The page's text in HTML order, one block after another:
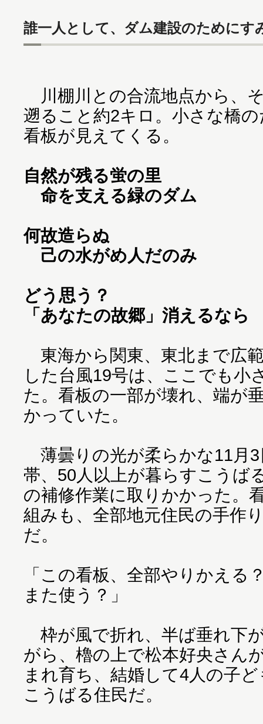
誰一人として、ダム建設のためにす
川棚川との合流地点から、
遡ること約2キロ。小さな橋
看板が見えてくる。
自然が残る蛍の里
命を支える緑のダム
何故造らぬ
己の水がめ人だのみ
どう思う？
「あなたの故郷」消えるなら
東海から関東、東北まで広
した台風19号は、ここでも小
た。看板の一部が壊れ、端が
かっていた。
薄曇りの光が柔らかな11月3
帯、50人以上が暮らすこうば
の補修作業に取りかかった。
組みも、全部地元住民の手作
だ。
「この看板、全部やりかえる
また使う？」
枠が風で折れ、半ば垂れ下
がら、櫓の上で松本好央さん
まれ育ち、結婚して4人の子
こうばる住民だ。